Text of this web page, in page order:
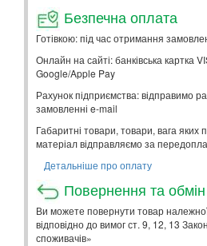
Безпечна оплата
Готівкою: під час отримання
Онлайн на сайті: банківська картка
Google/Apple Pay
Рахунок підприємства: відправимо
замовленні e-mail
Габаритні товари, товари, вага яких
матеріал відправляємо за
Детальніше про оплату
Повернення та обмін
Ви можете повернути товар
відповідно до вимог ст. 9, 12, 13
споживачів»